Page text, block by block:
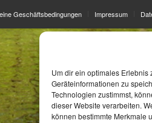
Um dir ein optimales
Geräteinformationen zu
Technologien zustimmst,
dieser Website verarbeiten.
können bestimmte Merkmale
Geschäftsbedingungen Impressum